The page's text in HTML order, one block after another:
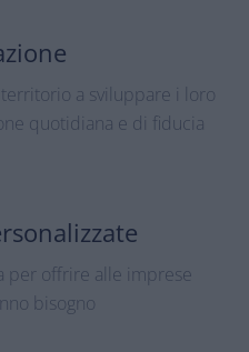
a sviluppare i loro
quotidiana e di fiducia
per offrire alle imprese
bisogno